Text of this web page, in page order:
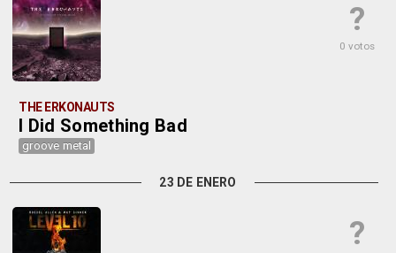
?
0 votos
THE ERKONAUTS
I Did Something Bad
groove metal
23 DE ENERO
?